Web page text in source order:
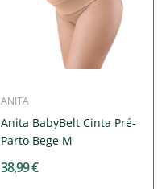
ANITA
Anita BabyBelt Cinta Pré-
Parto Bege M
38,99 €